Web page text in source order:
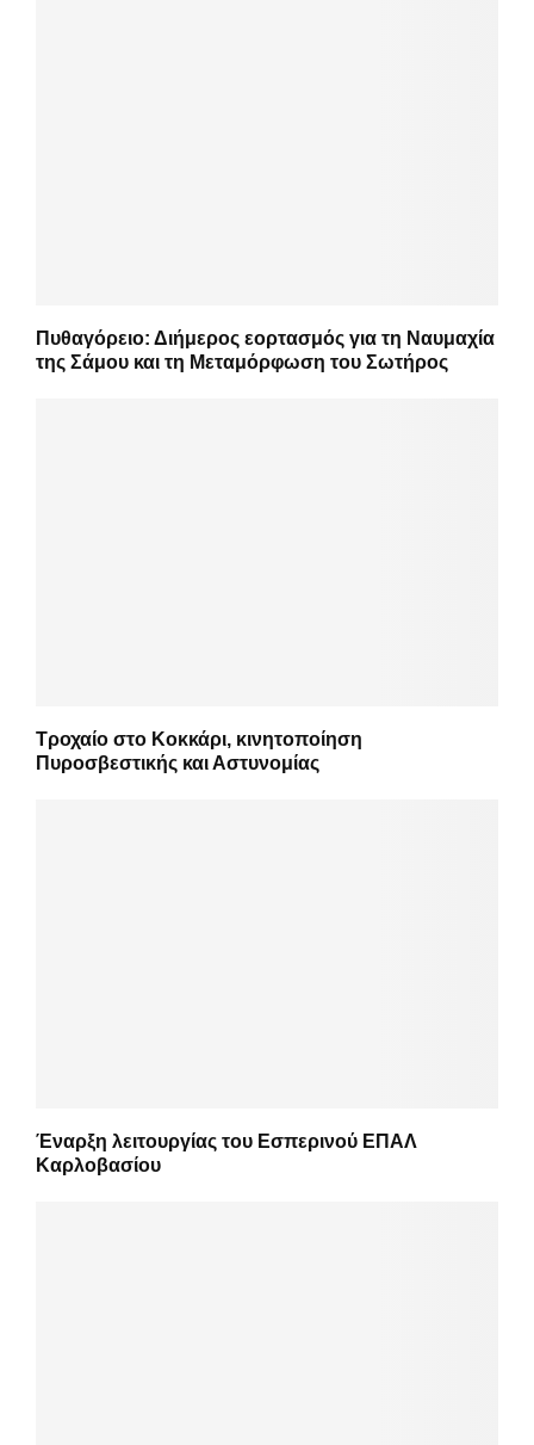
Πυθαγόρειο: Διήμερος εορτασμός για τη Ναυμαχία
της Σάμου και τη Μεταμόρφωση του Σωτήρος
Τροχαίο στο Κοκκάρι, κινητοποίηση
Πυροσβεστικής και Αστυνομίας
Έναρξη λειτουργίας του Εσπερινού ΕΠΑΛ
Καρλοβασίου